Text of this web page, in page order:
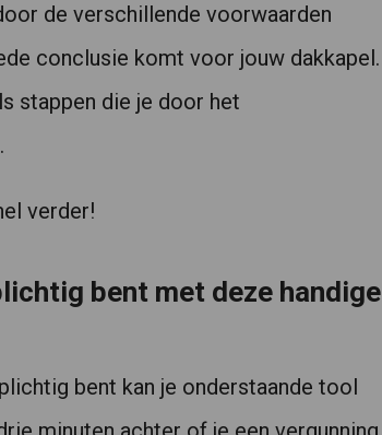
de verschillende voorwaarden
conclusie komt voor jouw dakkapel.
stappen die je door het
verder!
bent met deze handige
bent kan je onderstaande tool